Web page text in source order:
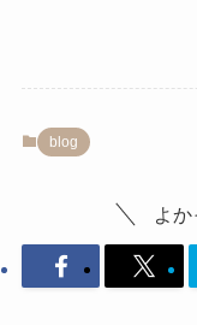
blog
よか